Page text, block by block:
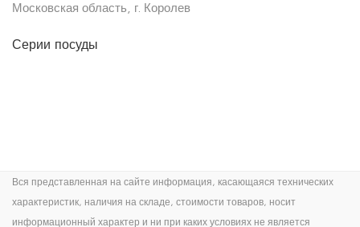
Московская область, г. Королев
Серии посуды
Вся представленная на сайте информация, касающаяся технических
характеристик, наличия на складе, стоимости товаров, носит
информационный характер и ни при каких условиях не является